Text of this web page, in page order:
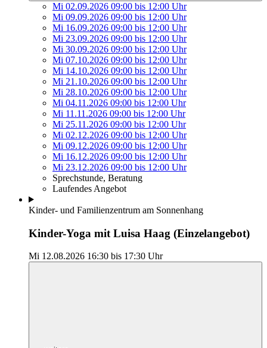
Mi 02.09.2026 09:00 bis 12:00 Uhr
Mi 09.09.2026 09:00 bis 12:00 Uhr
Mi 16.09.2026 09:00 bis 12:00 Uhr
Mi 23.09.2026 09:00 bis 12:00 Uhr
Mi 30.09.2026 09:00 bis 12:00 Uhr
Mi 07.10.2026 09:00 bis 12:00 Uhr
Mi 14.10.2026 09:00 bis 12:00 Uhr
Mi 21.10.2026 09:00 bis 12:00 Uhr
Mi 28.10.2026 09:00 bis 12:00 Uhr
Mi 04.11.2026 09:00 bis 12:00 Uhr
Mi 11.11.2026 09:00 bis 12:00 Uhr
Mi 25.11.2026 09:00 bis 12:00 Uhr
Mi 02.12.2026 09:00 bis 12:00 Uhr
Mi 09.12.2026 09:00 bis 12:00 Uhr
Mi 16.12.2026 09:00 bis 12:00 Uhr
Mi 23.12.2026 09:00 bis 12:00 Uhr
Sprechstunde, Beratung
Laufendes Angebot
Kinder- und Familienzentrum am Sonnenhang
Kinder-Yoga mit Luisa Haag (Einzelangebot)
Mi 12.08.2026 16:30 bis 17:30 Uhr